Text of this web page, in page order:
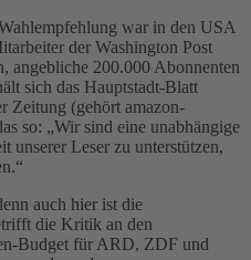
war in den USA
der Washington Post
angebliche 200.000 Abonnenten
sich das Hauptstadt-Blatt
Zeitung (gehört amazon-
so: „Wir sind eine unabhängige
unserer Leser zu unterstützen,
auch hier ist die
die Kritik an den
Budget für ARD, ZDF und